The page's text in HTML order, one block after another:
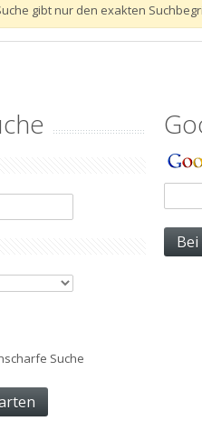
gibt nur den exakten
Suche